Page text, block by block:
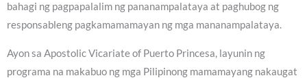
bahagi ng pagpapalalim ng pananampalataya at paghubog ng
responsableng pagkamamamayan ng mga mananampalataya.
Ayon sa Apostolic Vicariate of Puerto Princesa, layunin ng
programa na makabuo ng mga Pilipinong mamamayang nakaugat